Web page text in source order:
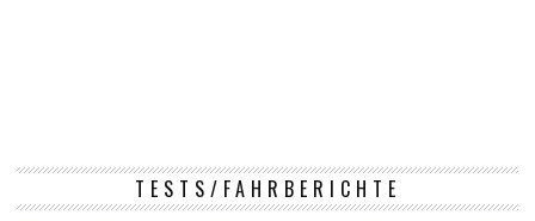
TESTS/FAHRBERICHTE